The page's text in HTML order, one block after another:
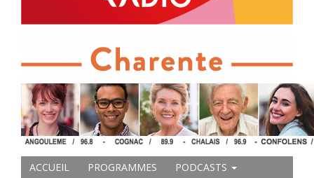
ACCUEIL PROGRAMMES
PODCASTS